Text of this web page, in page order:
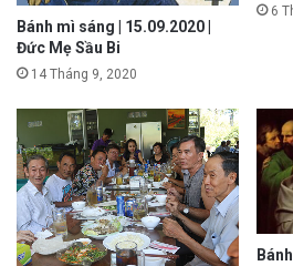
Bánh mì sáng | 15.09.2020 |
Đức Mẹ Sầu Bi
14 Tháng 9, 2020
6